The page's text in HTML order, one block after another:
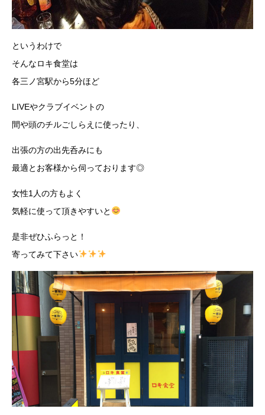
というわけで
そんなロキ食堂は
各三ノ宮駅から5分ほど
LIVEやクラブイベントの
間や頭のチルごしらえに使ったり、
出張の方の出先呑みにも
最適とお客様から伺っております◎
女性1人の方もよく
気軽に使って頂きやすいと
是非ぜひふらっと！
寄ってみて下さい